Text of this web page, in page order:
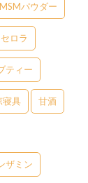
MSMパウダー
ロラ
ティー
寝具 甘酒
ザミン